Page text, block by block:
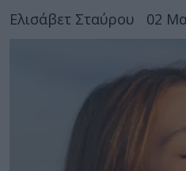
Ελισάβετ Σταύρου 02